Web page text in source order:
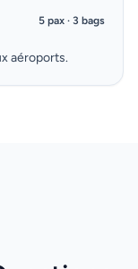
5 pax · 3 bags
aéroports.